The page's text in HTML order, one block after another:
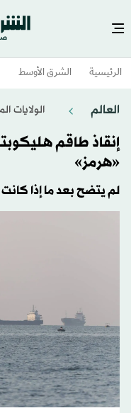
الرئيسية الشرق الأوسط​
العالم الولايات
إنقاذ طاقم
«هرمز»
لم يتضح بعد ما إذا